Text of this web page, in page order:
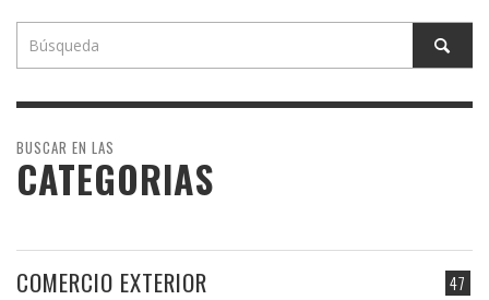
BUSCAR EN LAS
CATEGORIAS
47
COMERCIO EXTERIOR